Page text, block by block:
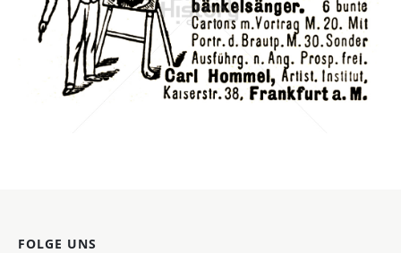
Carl Hommel, Frankfurt a. M.
Carl Hommel, Frankfurt a. M.
1902
FOLGE UNS